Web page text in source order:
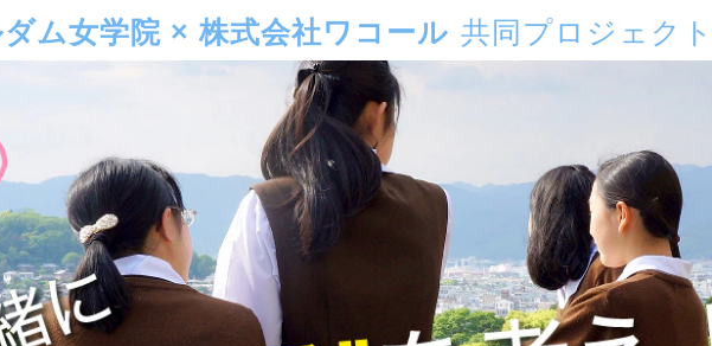
ム女学院 × 株式会社ワコール 共同プロジェク